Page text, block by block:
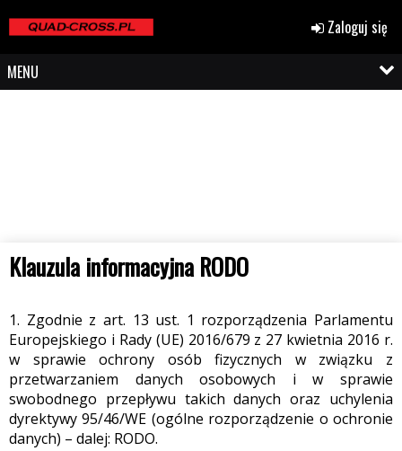
Zaloguj się
MENU
Klauzula informacyjna RODO
1. Zgodnie z art. 13 ust. 1 rozporządzenia Parlamentu
Europejskiego i Rady (UE) 2016/679 z 27 kwietnia 2016 r.
w sprawie ochrony osób fizycznych w związku z
przetwarzaniem danych osobowych i w sprawie
swobodnego przepływu takich danych oraz uchylenia
dyrektywy 95/46/WE (ogólne rozporządzenie o ochronie
danych) – dalej: RODO.